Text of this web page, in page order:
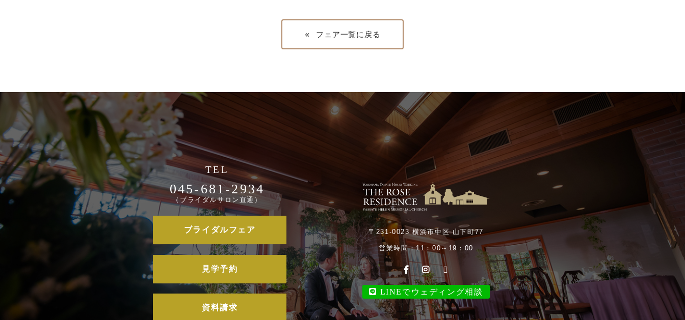
« フェア一覧に戻る
045-681-2934
（ブライダルサロン直通）
ブライダルフェア
見学予約
資料請求
〒231-0023 横浜市中区 山下町77
営業時間：11：00～19：00
LINEでウェディング相談